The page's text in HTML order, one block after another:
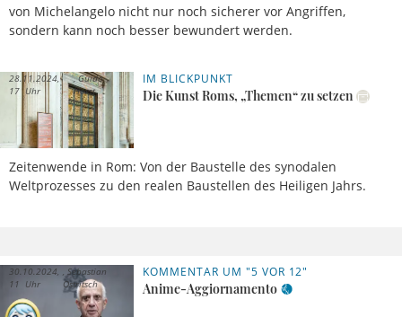
von Michelangelo nicht nur noch sicherer vor Angriffen,
sondern kann noch besser bewundert werden.
IM BLICKPUNKT
Die Kunst Roms, „Themen“ zu setzen
Zeitenwende in Rom: Von der Baustelle des synodalen
Weltprozesses zu den realen Baustellen des Heiligen Jahrs.
28.11.2024,
17 Uhr
Guido
Horst
KOMMENTAR UM "5 VOR 12"
Anime-Aggiornamento
30.10.2024,
11 Uhr
Sebastian
Ostritsch